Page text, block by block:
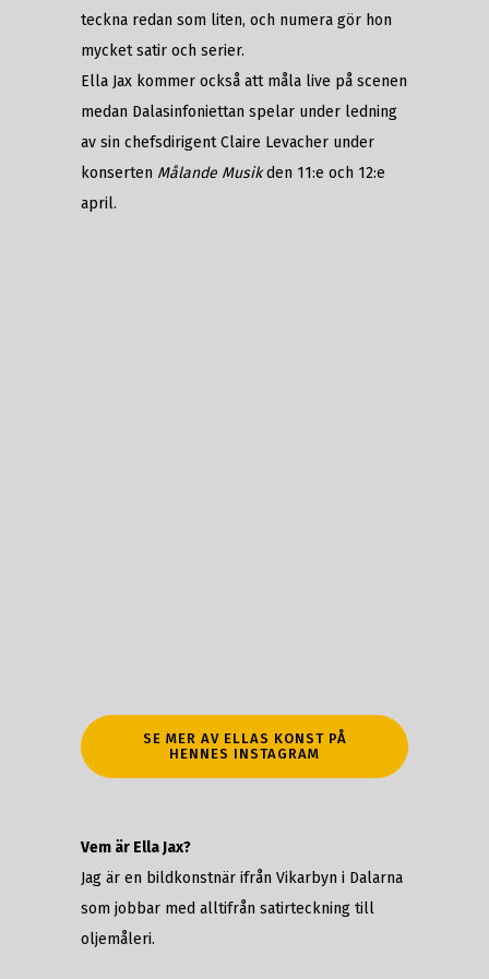
teckna redan som liten, och numera gör hon
mycket satir och serier.
Ella Jax kommer också att måla live på scenen
medan Dalasinfoniettan spelar under ledning
av sin chefsdirigent Claire Levacher under
konserten Målande Musikden 11:e och 12:e
april.
SE MER AV ELLAS KONST PÅ
HENNES INSTAGRAM
Vem är Ella Jax?
Jag är en bildkonstnär ifrån Vikarbyn i Dalarna
som jobbar med alltifrån satirteckning till
oljemåleri.